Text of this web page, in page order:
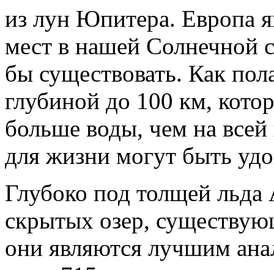
из лун Юпитера. Европа
мест в нашей Солнечной
бы существовать. Как
глубиной до 100 км,
больше воды, чем на
для жизни могут быть
Глубоко под толщей льда
скрытых озер,
они являются лучшим